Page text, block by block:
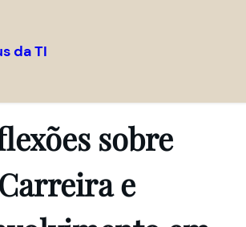
da TI
sobre
Carreira e